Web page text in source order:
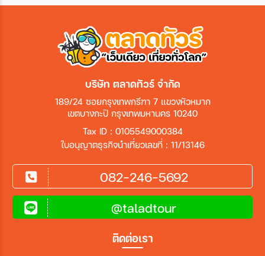
เมือง
สายการบิน
เฉพาะเดือน
เฉพาะเทศกาล
บริษัท ตลาดทัวร์ จำกัด
189/24 ซอยกรุงเทพกรีฑา 7 แขวงหัวหมาก
เขตบางกะปิ กรุงเทพมหานคร 10240
Tax ID : 0105549000384
ใบอนุญาตธุรกิจนำเที่ยวเลขที่ : 11/13146
082-246-5692
@taladtour
ติดต่อเรา